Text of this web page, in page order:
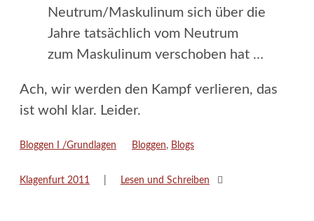
Neutrum/Maskulinum sich über die
Jahre tatsächlich vom Neutrum
zum Maskulinum verschoben hat …
Ach, wir werden den Kampf verlieren, das
ist wohl klar. Leider.
Kategorien
Bloggen I /Grundlagen Schlagwörter
Bloggen, Blogs
Klagenfurt 2011 Lesen und Schreiben